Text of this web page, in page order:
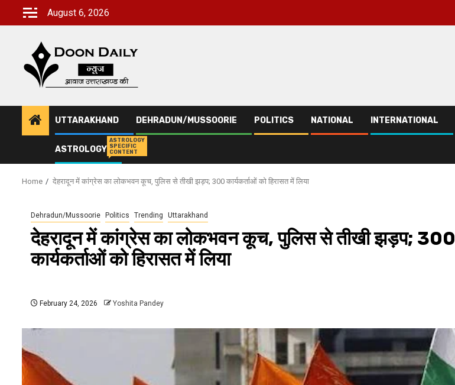
August 6, 2026
UTTARAKHAND DEHRADUN/MUSSOORIE POLITICS NATIONAL INTERNATIONAL
ASTROLOGY
ASTROLOGY
SPECIFIC
CONTENT
Home देहरादून में कांग्रेस का लोकभवन कूच, पुलिस से तीखी झड़प; 300 कार्यकर्ताओं को हिरासत में लिया
Dehradun/Mussoorie Politics Trending Uttarakhand
देहरादून में कांग्रेस का लोकभवन कूच, पुलिस से तीखी झड़प; 300
कार्यकर्ताओं को हिरासत में लिया
February 24, 2026 Yoshita Pandey